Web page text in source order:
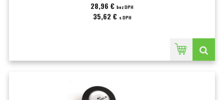
28,96 € bez DPH
35,62 € s DPH